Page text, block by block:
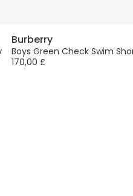
Burberry
Boys Green Check Swim
170,00 £